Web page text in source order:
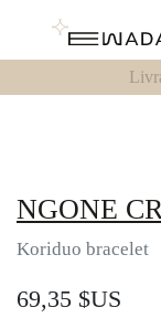
NGONE
Koriduo bracelet
69,35 $US